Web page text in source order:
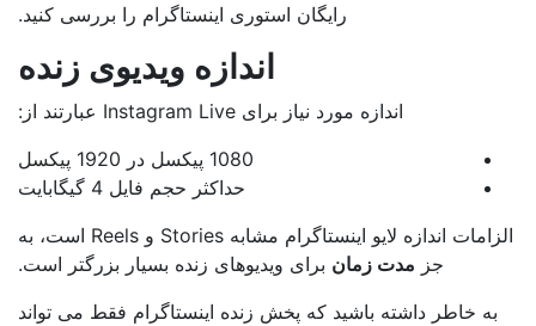
رایگان استوری اینستاگرام را بررسی کنید.
اندازه ویدیوی زنده
اندازه مورد نیاز برای Instagram Live عبارتند از:
1080 پیکسل در 1920 پیکسل
حداکثر حجم فایل 4 گیگابایت
الزامات اندازه لایو اینستاگرام مشابه Stories و Reels است، به
مدت زمان برای ویدیوهای زنده بسیار بزرگتر است.
به خاطر داشته باشید که پخش زنده اینستاگرام فقط می تواند